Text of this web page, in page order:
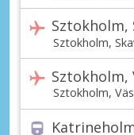
Sztokholm,
Sztokholm,
Sztokholm,
Sztokholm,